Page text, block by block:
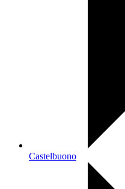
Castelbuono